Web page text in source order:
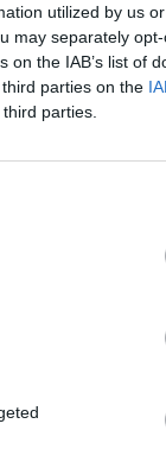
utilized by us
may separately
the IAB’s list of
parties on the
parties.